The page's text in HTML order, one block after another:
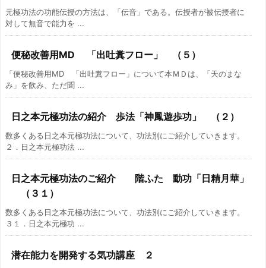
元極功法の功能伝授の方法は、「伝音」である。伝授者が被伝授者に
対して無音で能力を ...
便秘改善用MD 「出吐糞フロー」 （５）
「便秘改善用MD 「出吐糞フロー」について本ＭＤは、「天のまな
み」を飲み、ただ聞 ...
日之本元極功法の紹介 歩法「神鳳遊歩功」 （２）
数多くある日之本元極功法について、功法別にご紹介していきます。
２．日之本元極功法 ...
日之本元極功法のご紹介 階ふた 動功「日精月華」
（３１）
数多くある日之本元極功法について、功法別にご紹介していきます。
３１．日之本元極功 ...
潜在能力を開発する気功講座 ２